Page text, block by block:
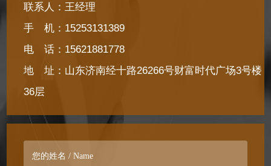
联系人：王经理
手 机：15253131389
电 话：15621881778
地 址：山东济南经十路26266号财富时代广场3号楼
36层